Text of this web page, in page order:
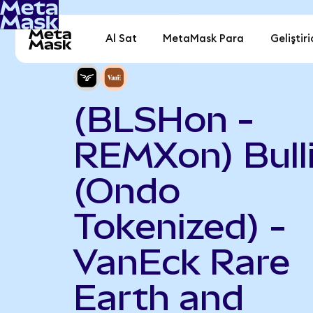
Al Sat MetaMask Para
(BLSHon -
REMXon)
(Ondo
Tokenized) -
VanEck Rare
Earth and